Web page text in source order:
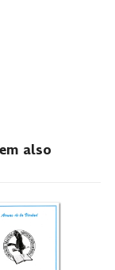
also